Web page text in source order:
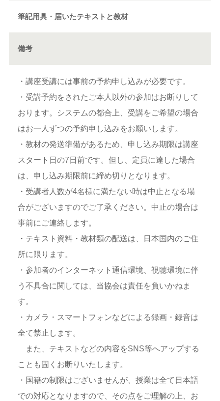
筆記用具・届いたテキストと教材
備考
・講座受講には事前の予約申し込みが必要です。
・受講予約をされたご本人以外の参加はお断りして
おります。システムの都合上、受講をご希望の場合
はお一人ずつの予約申し込みをお願いします。
・教材の発送準備があるため、申し込み期限は講座
スタート日の7日前です。但し、定員に達した場合
は、申し込み期限前に締め切りとなります。
・受講者人数が4名様に満たない時は中止となる場
合がございますのでご了承ください。中止の場合は
事前にご連絡します。
・テキスト資料・教材類の配送は、日本国内のご住
所に限ります。
・参加者のインターネット通信環境、視聴環境に伴
う不具合に関しては、当協会は責任を負いかねま
す。
・カメラ・スマートフォンなどによる録画・録音は
全て禁止します。
また、テキストなどの内容をSNS等へアップする
ことも固くお断りいたします。
・国籍の制限はございませんが、授業は全て日本語
での対応となりますので、その点をご理解の上、お